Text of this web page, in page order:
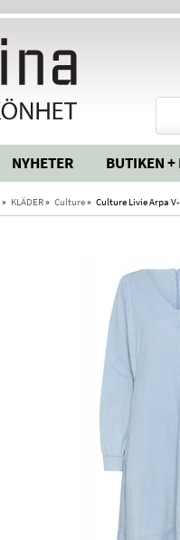
NYHETER BUTIKEN +
» KLÄDER» Culture» Culture Livie Arpa